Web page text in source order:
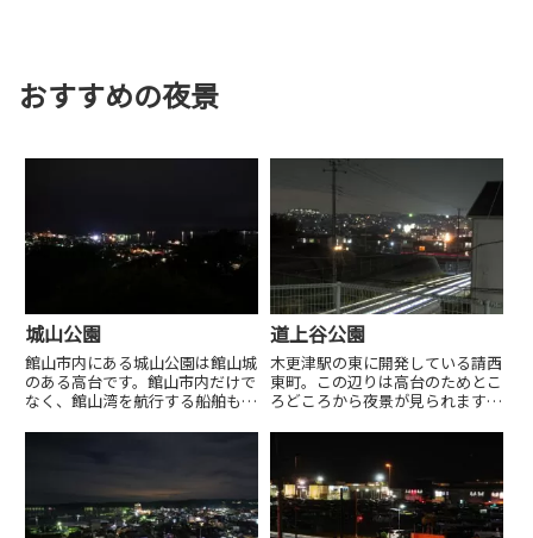
おすすめの夜景
城山公園
館山市内にある城山公園は館山城
のある高台です。館山市内だけで
なく、館山湾を航行する船舶も見
道上谷公園
木更津駅の東に開発している請西
東町。この辺りは高台のためとこ
ろどころから夜景が見られます。
だ向かいの清見台の夜景が見られ
ます。